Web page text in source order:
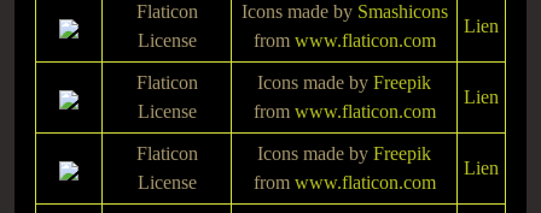
Flaticon
License
Icons made by Smashicons
from www.flaticon.com
Lien
Flaticon
License
Icons made by Freepik
from www.flaticon.com
Lien
Flaticon
License
Icons made by Freepik
from www.flaticon.com
Lien